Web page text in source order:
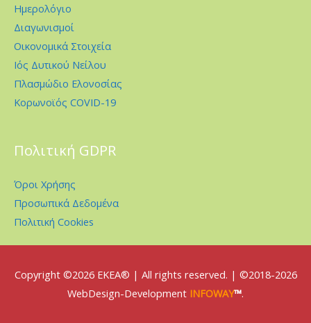
Ημερολόγιο
Διαγωνισμοί
Οικονομικά Στοιχεία
Ιός Δυτικού Νείλου
Πλασμώδιο Ελονοσίας
Κορωνοϊός COVID-19
Πολιτική GDPR
Όροι Χρήσης
Προσωπικά Δεδομένα
Πολιτική Cookies
Copyright ©2026 EKEA® | All rights reserved. | ©2018-2026
WebDesign-Development INFOWAY™.